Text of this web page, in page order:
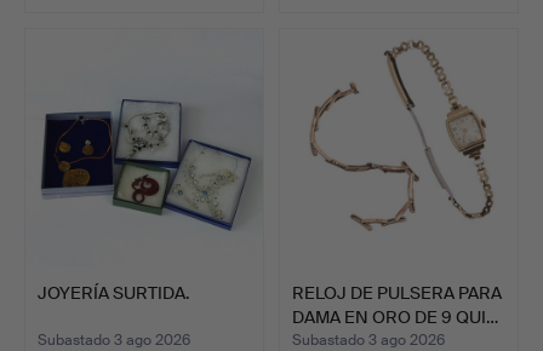
JOYERÍA SURTIDA.
Subastado 3 ago 2026
RELOJ DE PULSERA PARA
DAMA EN ORO DE 9 QUI…
Subastado 3 ago 2026